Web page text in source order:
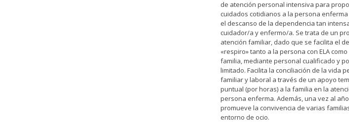
de atención personal intensiva para
cuidados cotidianos a la persona
el descanso de la dependencia tan
cuidador/a y enfermo/a. Se trata de un
atención familiar, dado que se facilita el
«respiro» tanto a la persona con ELA como
familia, mediante personal cualificado y
limitado. Facilita la conciliación de la vida
familiar y laboral a través de un apoyo
puntual (por horas) a la familia en la
persona enferma. Además, una vez al
promueve la convivencia de varias
entorno de ocio.